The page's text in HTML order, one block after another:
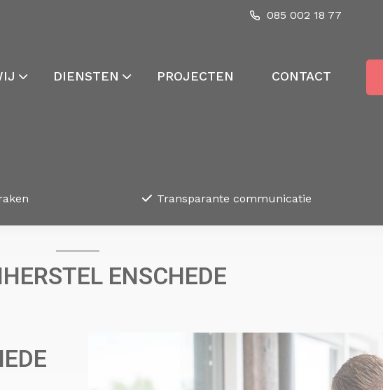
085 002 18 77
DIENSTEN PROJECTEN CONTACT
Transparante communicatie
ENSCHEDE